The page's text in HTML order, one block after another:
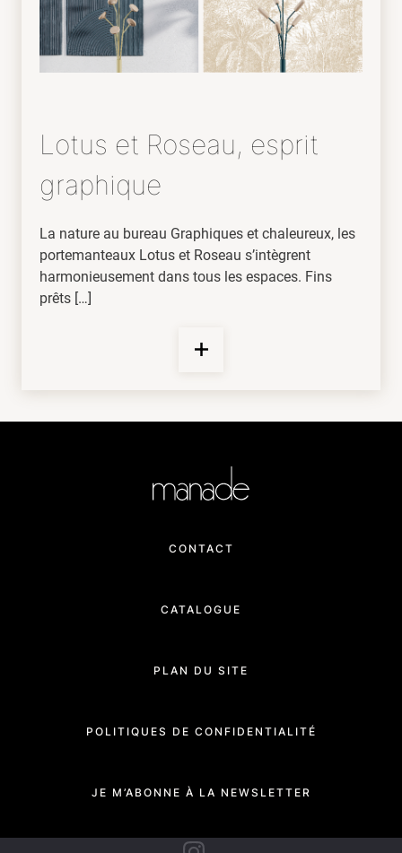
Lotus et Roseau, esprit
graphique
La nature au bureau Graphiques et chaleureux, les
portemanteaux Lotus et Roseau s’intègrent
harmonieusement dans tous les espaces. Fins
prêts […]
CONTACT
CATALOGUE
PLAN DU SITE
POLITIQUES DE CONFIDENTIALITÉ
JE M’ABONNE À LA NEWSLETTER